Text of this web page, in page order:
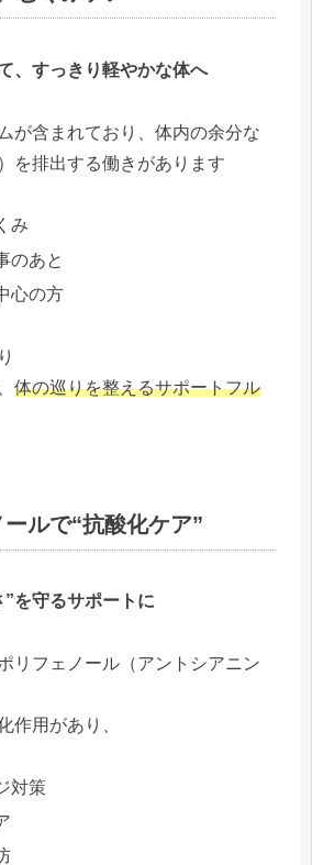
、すっきり軽やかな体へ
が含まれており、体内の余分な
を排出する働きがあります
み
のあと
心の方
体の巡りを整えるサポートフル
ルで“抗酸化ケア”
を守るサポートに
リフェノール（アントシアニン
作用があり、
対策